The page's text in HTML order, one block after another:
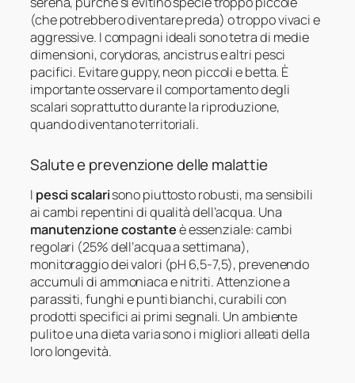
(che potrebbero diventare preda) o troppo vivaci e
aggressive. I compagni ideali sono tetra di medie
dimensioni, corydoras, ancistrus e altri pesci
pacifici. Evitare guppy, neon piccoli e betta. È
importante osservare il comportamento degli
scalari soprattutto durante la riproduzione,
quando diventano territoriali.
Salute e prevenzione delle malattie
I pesci scalarisono piuttosto robusti, ma sensibili
ai cambi repentini di qualità dell’acqua. Una
manutenzione costanteè essenziale: cambi
regolari (25% dell’acqua a settimana),
monitoraggio dei valori (pH 6,5-7,5), prevenendo
accumuli di ammoniaca e nitriti. Attenzione a
parassiti, funghi e punti bianchi, curabili con
prodotti specifici ai primi segnali. Un ambiente
pulito e una dieta varia sono i migliori alleati della
loro longevità.